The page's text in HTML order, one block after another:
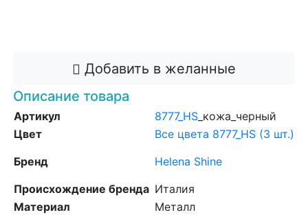
Добавить в желанные
Описание товара
Артикул 8777_HS _кожа_черный
Цвет
Все цвета 8777_HS (3 шт.)
Бренд
Helena Shine
Происхождение бренда Италия
Материал
Металл